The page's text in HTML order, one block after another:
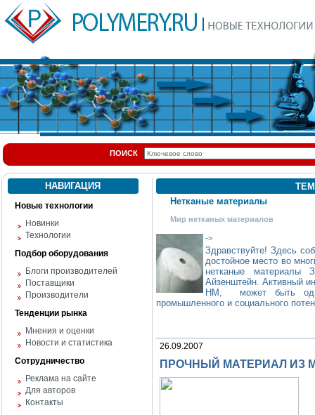
ПОИСК
НАВИГАЦИЯ
Новые технологии
Новинки
Технологии
Подбор оборудования
Блоги производителей
Поставщики
Производители
Тенденции рынка
Мнения и оценки
Новости и статистика
Сотрудничество
Реклама на сайте
Для авторов
Контакты
Нетканые материалы
Мир нетканых материалов
->
Здравствуйте! Здесь
достойное место во
нетканые
Айзенштейн. Активный
НМ, может быть
промышленного и социального
26.09.2007
ПРОЧНЫЙ МАТЕРИАЛ ИЗ